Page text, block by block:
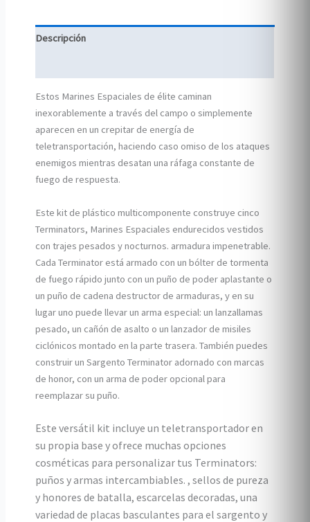
Descripción
Estos Marines Espaciales de élite caminan
inexorablemente a través del campo o simplemente
aparecen en un crepitar de energía de
teletransportación, haciendo caso omiso de los ataques
enemigos mientras desatan una ráfaga constante de
fuego de respuesta.
Este kit de plástico multicomponente construye cinco
Terminators, Marines Espaciales endurecidos vestidos
con trajes pesados y nocturnos. armadura impenetrable.
Cada Terminator está armado con un bólter de tormenta
de fuego rápido junto con un puño de poder aplastante o
un puño de cadena destructor de armaduras, y en su
lugar uno puede llevar un arma especial: un lanzallamas
pesado, un cañón de asalto o un lanzador de misiles
ciclónicos montado en la parte trasera. También puedes
construir un Sargento Terminator adornado con marcas
de honor, con un arma de poder opcional para
reemplazar su puño.
Este versátil kit incluye un teletransportador en
su propia base y ofrece muchas opciones
cosméticas para personalizar tus Terminators:
puños y armas intercambiables. , sellos de pureza
y honores de batalla, escarcelas decoradas, una
variedad de placas basculantes para el sargento y